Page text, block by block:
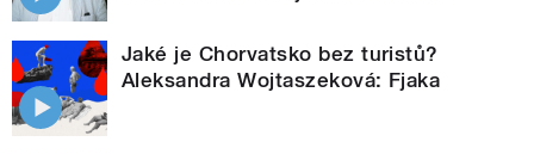
Jaké je Chorvatsko bez turistů?
Aleksandra Wojtaszeková: Fjaka